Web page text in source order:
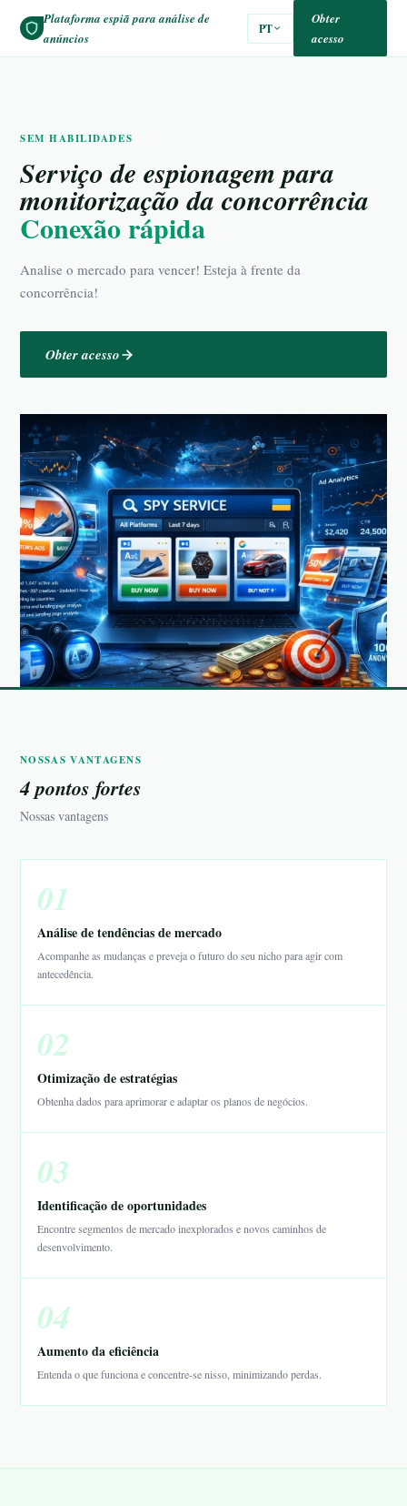
Plataforma espiã para análise de
anúncios
PT
Obter
acesso
SEM HABILIDADES
Serviço de espionagem para
monitorização da concorrência
Conexão rápida
Analise o mercado para vencer! Esteja à frente da
concorrência!
Obter acesso
NOSSAS VANTAGENS
4 pontos fortes
Nossas vantagens
01
Análise de tendências de mercado
Acompanhe as mudanças e preveja o futuro do seu nicho para agir com
antecedência.
02
Otimização de estratégias
Obtenha dados para aprimorar e adaptar os planos de negócios.
03
Identificação de oportunidades
Encontre segmentos de mercado inexplorados e novos caminhos de
desenvolvimento.
04
Aumento da eficiência
Entenda o que funciona e concentre-se nisso, minimizando perdas.